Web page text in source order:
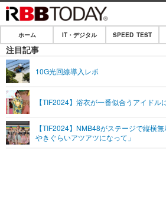
ホーム
IT・デジタル
ショッピング
SPEED TEST
エンタメ
エンタメTOP
ライフ
ホーム IT・デジタル SPEED TEST
注目記事
10G光回線導入レポ
【TIF2024】浴衣が一番似合うアイドル
【TIF2024】NMB48がステージで縦横
やきぐらいアツアツになって」